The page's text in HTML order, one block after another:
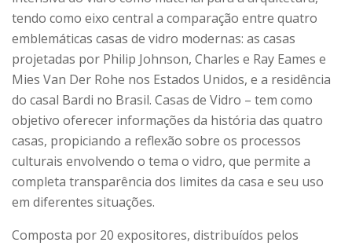
tendo como eixo central a comparação entre quatro
emblemáticas casas de vidro modernas: as casas
projetadas por Philip Johnson, Charles e Ray Eames e
Mies Van Der Rohe nos Estados Unidos, e a residência
do casal Bardi no Brasil. Casas de Vidro – tem como
objetivo oferecer informações da história das quatro
casas, propiciando a reflexão sobre os processos
culturais envolvendo o tema o vidro, que permite a
completa transparência dos limites da casa e seu uso
em diferentes situações.
Composta por 20 expositores, distribuídos pelos